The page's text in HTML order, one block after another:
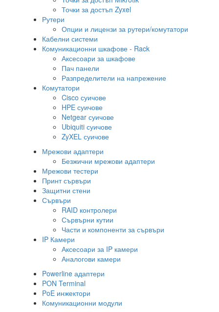
Точки за достъп Zyxel
Рутери
Опции и лицензи за рутери/комутатори
Кабелни системи
Комуникационни шкафове - Rack
Аксесоари за шкафове
Пач панели
Разпределители на напрежение
Комутатори
Cisco суичове
HPE суичове
Netgear суичове
Ubiquiti суичове
ZyXEL суичове
Мрежови адаптери
Безжични мрежови адаптери
Мрежови тестери
Принт сървъри
Защитни стени
Сървъри
RAID контролери
Сървърни кутии
Части и компоненти за сървъри
IP Камери
Аксесоари за IP камери
Аналогови камери
Powerline адаптери
PON Terminal
PoE инжектори
Комуникационни модули